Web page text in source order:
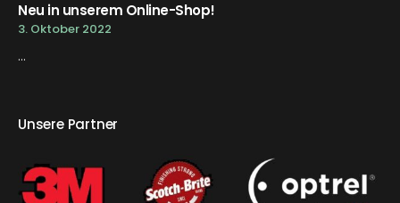
Neu in unserem Online-Shop!
3. Oktober 2022
...
Unsere Partner